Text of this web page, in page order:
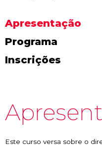
Apresentação
Programa
Inscrições
Este curso versa sobre o